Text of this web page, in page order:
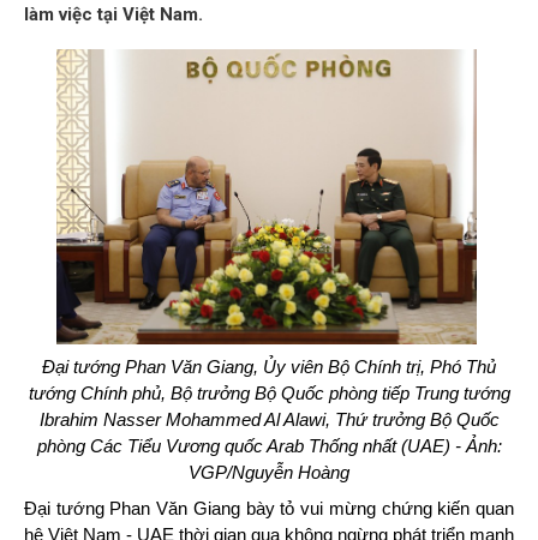
làm việc tại Việt Nam.
Đại tướng Phan Văn Giang, Ủy viên Bộ Chính trị, Phó Thủ
tướng Chính phủ, Bộ trưởng Bộ Quốc phòng tiếp Trung tướng
Ibrahim Nasser Mohammed Al Alawi, Thứ trưởng Bộ Quốc
phòng Các Tiểu Vương quốc Arab Thống nhất (UAE) - Ảnh:
VGP/Nguyễn Hoàng
Đại tướng Phan Văn Giang bày tỏ vui mừng chứng kiến quan
hệ Việt Nam - UAE thời gian qua không ngừng phát triển mạnh